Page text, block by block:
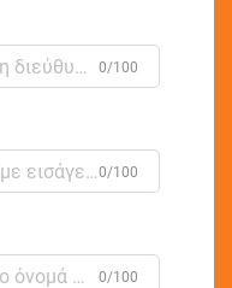
0/100
0/100
0/100